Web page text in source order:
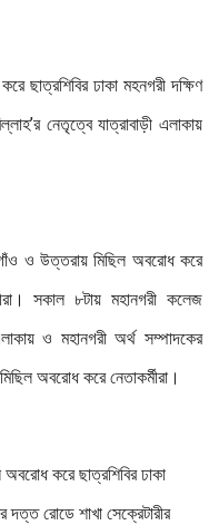
ছাত্রশিবির ঢাকা মহনগরী দক্ষিণ
নেতৃত্বে যাত্রাবাড়ী এলাকায়
ও উত্তরায় মিছিল অবরোধ করে
সকাল ৮টায় মহানগরী কলেজ
ও মহানগরী অর্থ সম্পাদকের
অবরোধ করে নেতাকর্মীরা।
করে ছাত্রশিবির ঢাকা
রোডে শাখা সেক্রেটারীর